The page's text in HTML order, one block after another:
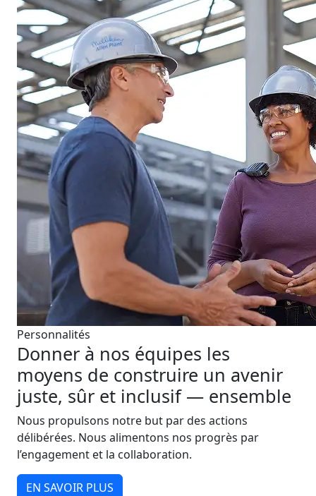
Personnalités
Donner à nos équipes les
moyens de construire un avenir
juste, sûr et inclusif — ensemble
Nous propulsons notre but par des actions
délibérées. Nous alimentons nos progrès par
l’engagement et la collaboration.
EN SAVOIR PLUS